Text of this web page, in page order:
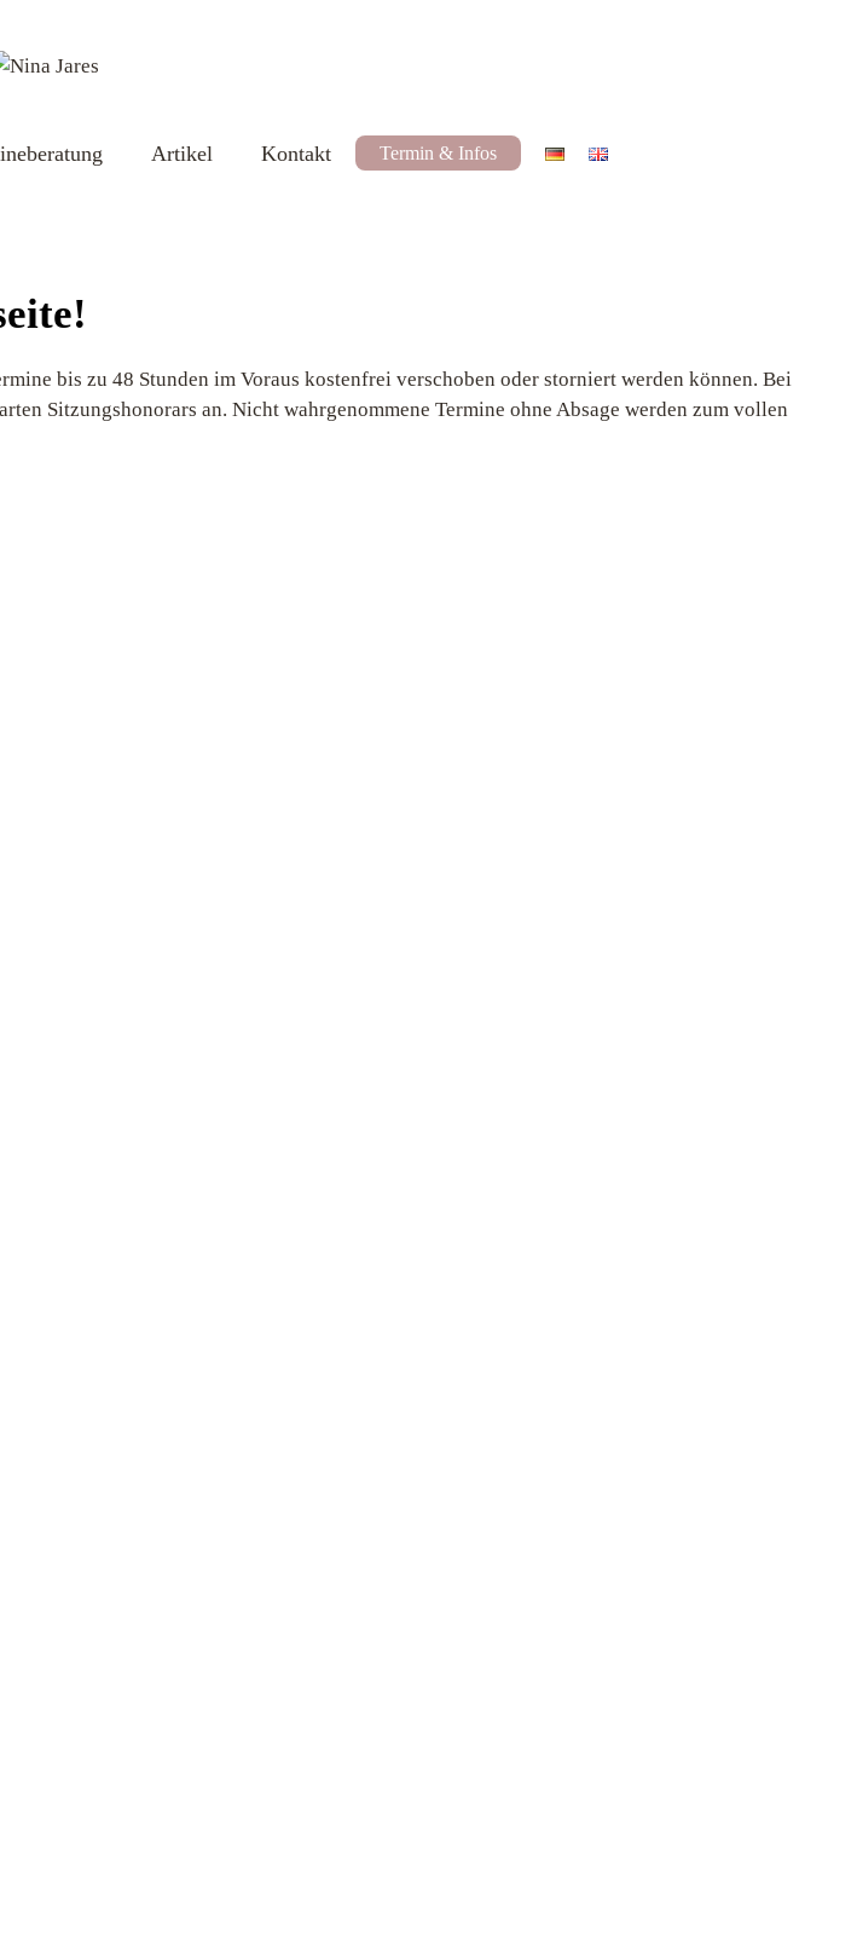
Artikel Kontakt Termin & Infos
bis zu 48 Stunden im Voraus kostenfrei verschoben oder storniert werden können. Bei
Sitzungshonorars an. Nicht wahrgenommene Termine ohne Absage werden zum vollen